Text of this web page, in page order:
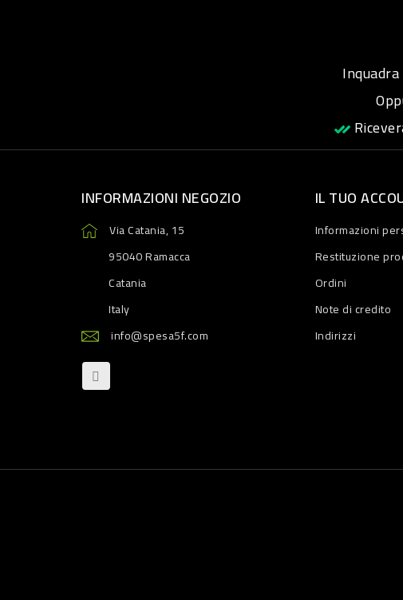
INFORMAZIONI NEGOZIO
Via Catania, 15
95040 Ramacca
Catania
Italy
info@spesa5f.com
IL TUO
Informazioni
Restituzione
Ordini
Note di credito
Indirizzi